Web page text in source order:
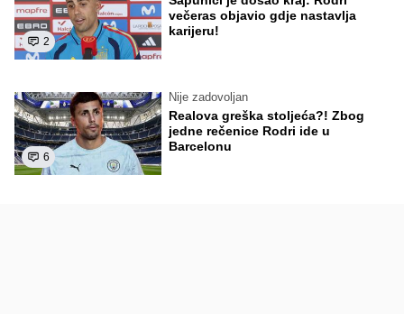
2
večeras objavio gdje nastavlja
karijeru!
6
Nije zadovoljan
Realova greška stoljeća?! Zbog
jedne rečenice Rodri ide u
Barcelonu